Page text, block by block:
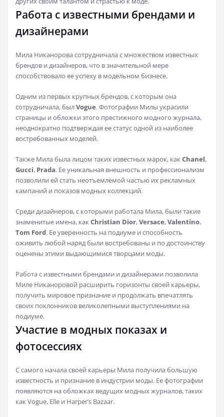
Работа с известными брендами и
дизайнерами
Мила Никанорова сотрудничала с множеством известных
брендов и дизайнеров, что в значительной мере
способствовало ее успеху в модельном бизнесе.
Одним из первых крупных брендов, с которым она
сотрудничала, былVogue. Фотографии Милы украсили
страницы и обложки этого престижного модного журнала,
неоднократно подтверждая ее статус одной из наиболее
востребованных моделей.
Также Мила была лицом таких известных марок, какChanel,
Gucci, Prada. Ее уникальная внешность и профессионализм
позволили ей стать неотъемлемой частью их рекламных
кампаний и показов модных коллекций.
Среди дизайнеров, с которыми работала Мила, были такие
знаменитые имена, какChristian Dior,Versace,Valentino,
Tom Ford. Ее уверенность на подиуме и способность
оживить любой наряд были востребованы и по достоинству
оценены этими выдающимися творцами моды.
Работа с известными брендами и дизайнерами позволила
Миле Никаноровой расширить горизонты своей карьеры,
получить мировое признание и продолжать впечатлять
своих поклонников великолепными выступлениями на
подиуме.
Участие в модных показах и
фотосессиях
С самого начала своей карьеры Мила получила большую
известность и признание в индустрии моды. Ее фотографии
появляются на обложках ведущих модных журналов, таких
как Vogue, Elle и Harper’s Bazaar.